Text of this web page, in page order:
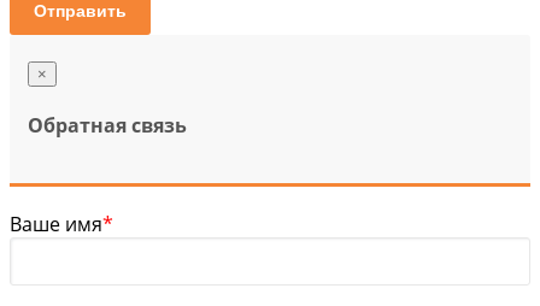
Отправить
×
Обратная связь
Ваше имя*